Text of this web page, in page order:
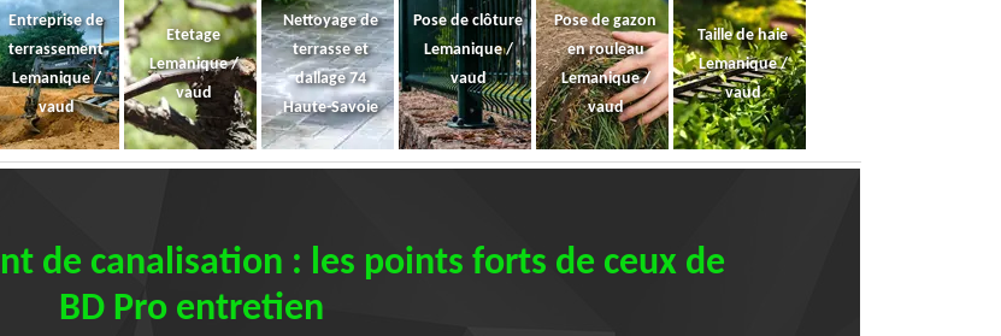
Entreprise de
terrassement
Lemanique /
vaud
Etetage
Lemanique /
vaud
Nettoyage de
terrasse et
dallage 74
Haute-Savoie
Pose de clôture
Lemanique /
vaud
Pose de gazon
en rouleau
Lemanique /
vaud
Taille de haie
Lemanique /
vaud
de canalisation : les points forts de ceux de
BD Pro entretien